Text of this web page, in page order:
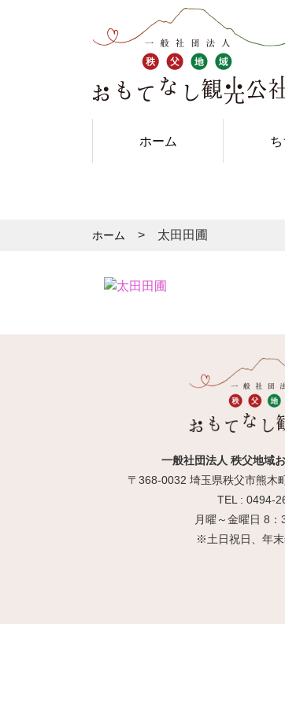
ホーム
ホーム 太田田圃
一般社団法人 秩父地域
〒368-0032 埼玉県秩父市熊木
TEL : 0494-
月曜～金曜日 8
※土日祝日、年末